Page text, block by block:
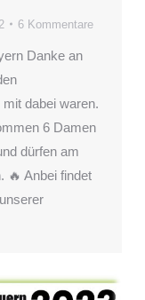
6 Kommentare
Danke an
dabei waren.
6 Damen
dürfen am
🔥 Anbei findet